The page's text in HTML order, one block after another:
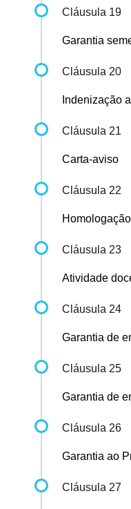
Cláusula 19
Garantia
Cláusula 20
Indenização
Cláusula 21
Carta-aviso
Cláusula 22
Homologação
Cláusula 23
Atividade
Cláusula 24
Garantia de
Cláusula 25
Garantia de
Cláusula 26
Garantia ao
Cláusula 27